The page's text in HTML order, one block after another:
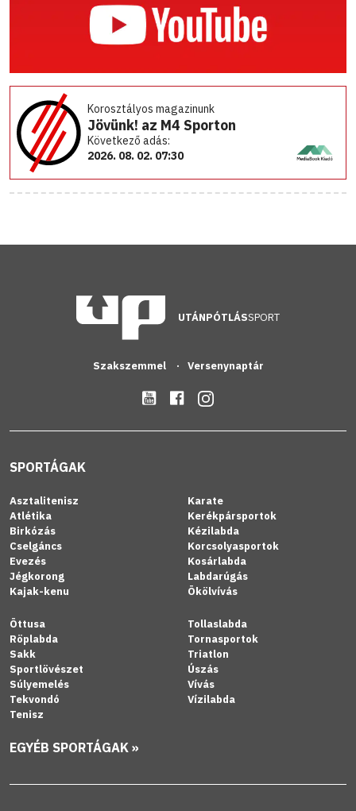
Korosztályos magazinunk
Jövünk! az M4 Sporton
Következő adás:
2026. 08. 02. 07:30
UTÁNPÓTLÁSSPORT
Szakszemmel Versenynaptár
SPORTÁGAK
Asztalitenisz
Atlétika
Birkózás
Cselgáncs
Evezés
Jégkorong
Kajak-kenu
Karate
Kerékpársportok
Kézilabda
Korcsolyasportok
Kosárlabda
Labdarúgás
Ökölvívás
Öttusa
Röplabda
Sakk
Sportlövészet
Súlyemelés
Tekvondó
Tenisz
Tollaslabda
Tornasportok
Triatlon
Úszás
Vívás
Vízilabda
EGYÉB SPORTÁGAK »